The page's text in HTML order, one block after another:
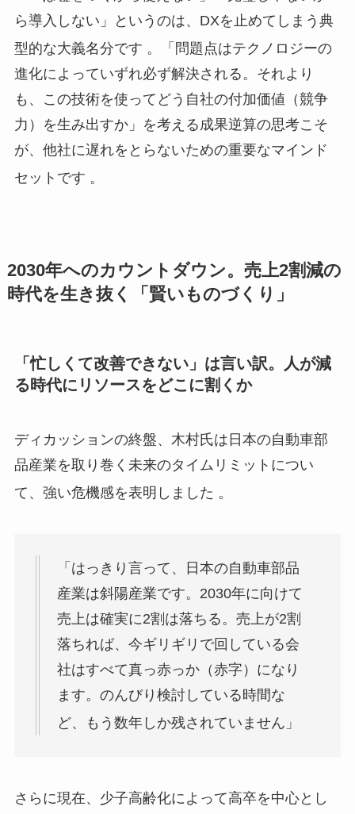
ら導入しない」というのは、DXを止めてしまう典
型的な大義名分です 。「問題点はテクノロジーの
進化によっていずれ必ず解決される。それより
も、この技術を使ってどう自社の付加価値（競争
力）を生み出すか」を考える成果逆算の思考こそ
が、他社に遅れをとらないための重要なマインド
セットです 。
2030年へのカウントダウン。売上2割減の
時代を生き抜く「賢いものづくり」
「忙しくて改善できない」は言い訳。人が減
る時代にリソースをどこに割くか
ディカッションの終盤、木村氏は日本の自動車部
品産業を取り巻く未来のタイムリミットについ
て、強い危機感を表明しました 。
「はっきり言って、日本の自動車部品
産業は斜陽産業です。2030年に向けて
売上は確実に2割は落ちる。売上が2割
落ちれば、今ギリギリで回している会
社はすべて真っ赤っか（赤字）になり
ます。のんびり検討している時間な
ど、もう数年しか残されていません」
さらに現在、少子高齢化によって高卒を中心とし